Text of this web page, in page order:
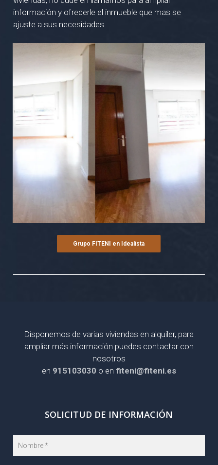
información y ofrecerle el inmueble que mas se
ajuste a sus necesidades.
Grupo FITENI en Idealista
Disponemos de varias viviendas en alquiler, para
ampliar más información puedes contactar con
nosotros
en 915103030 o en fiteni@fiteni.es
SOLICITUD DE INFORMACIÓN